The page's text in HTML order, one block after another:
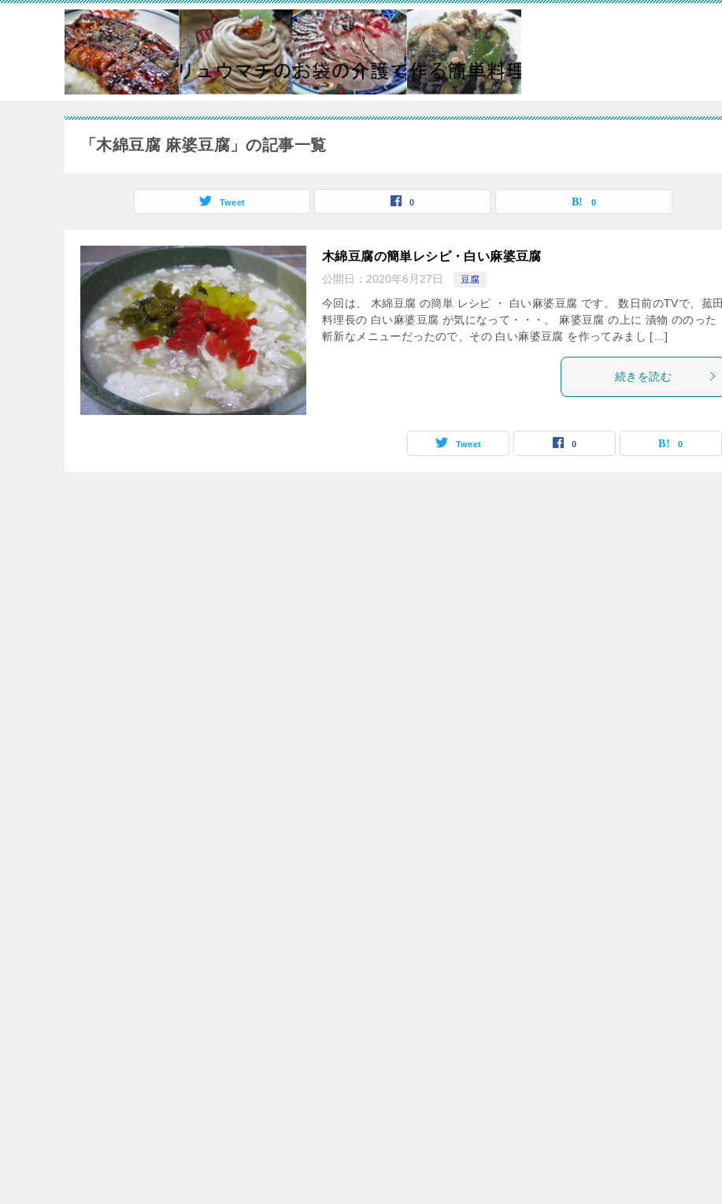
「木綿豆腐 麻婆豆腐」の記事一覧
Tweet 0 0
木綿豆腐の簡単レシピ・白い麻婆豆腐
公開日： 2020年6月27日 豆腐
今回は、 木綿豆腐 の簡単 レシピ ・ 白い麻婆豆腐 です。 数日前のTVで、菰田
料理長の 白い麻婆豆腐 が気になって・・・。 麻婆豆腐 の上に 漬物 ののった
斬新なメニューだったので、その 白い麻婆豆腐 を作ってみまし […]
続きを読む
Tweet 0 0